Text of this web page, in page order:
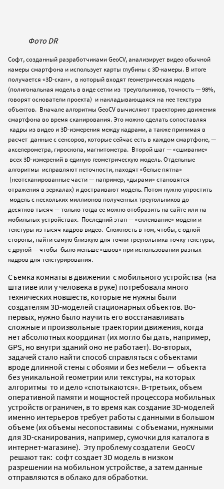
Фото DR
Софт, созданный разработчиками GeoCV, анализирует видео обычной
камеры смартфона и использует карты глубины c 3D-камеры. В итоге
получается «3D-скан», в который входят геометрическая модель
(полигональная модель в виде сетки из треугольников, точность — 98%,
говорят основатели проекта) и накладывающаяся на нее текстура
объектов. Вначале алгоритмы GeoCV вычисляют траекторию движения
смартфона во время сканирования. Это можно сделать сопоставляя
кадры из видео и 3D-измерения между кадрами, а также принимая в
расчет данные с сенсоров, которые сейчас есть в каждом смартфоне, —
акселерометра, гироскопа, магнитометра. Второй шаг — «сшивание»
всех 3D-измерений в единую геометрическую модель. Отдельные
алгоритмы исправляют неточности, находят «белые пятна»
(неотсканированные части — например, «дырами» становятся
отражения в зеркалах) и достраивают модель. Потом нужно упростить
модель с нескольких миллионов полученных треугольников до
десятков тысяч — только тогда ее можно отобразить на сайте или на
мобильных устройствах. Последний этап — «склеивание» модели и
текстуры из тысяч кадров видео. Сложность в том, чтобы, с одной
стороны, найти самую близкую для точки треугольника точку текстуры,
с другой — чтобы было меньше «швов» при использовании разных
кадров для текстурирования.
Съемка комнаты в движении с мобильного устройства (на
штативе или у человека в руке) потребовала много
технических новшеств, которые не нужны были
создателям 3D-моделей стационарных объектов. Во-
первых, нужно было научить его восстанавливать
сложные и произвольные траектории движения, когда
нет абсолютных координат (их могло бы дать, например,
GPS, но внутри зданий оно не работает). Во-вторых,
задачей стало найти способ справляться c объектами
вроде длинной стены с обоями и без мебели — объекта
без уникальной геометрии или текстуры, на которых
алгоритмы то и дело «спотыкаются». В-третьих, объем
оперативной памяти и мощностей процессора мобильных
устройств ограничен, в то время как создание 3D-моделей
именно интерьеров требует работы с данными в большом
объеме (их объемы несопоставимы с объемами, нужными
для 3D-сканирования, например, сумочки для каталога в
интернет-магазине). Эту проблему создатели GeoCV
решают так: софт создает 3D модель в низком
разрешении на мобильном устройстве, а затем данные
отправляются в облако для обработки.